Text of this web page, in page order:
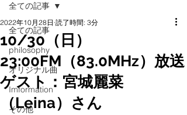
全ての記事
philosophy
オリジナル曲
Imformation
その他
全ての記事
10/30（日）
23:00FM（83.0MHz）放送
ゲスト：宮城麗菜
（Leina）さん
2022年10月28日 読了時間: 3分